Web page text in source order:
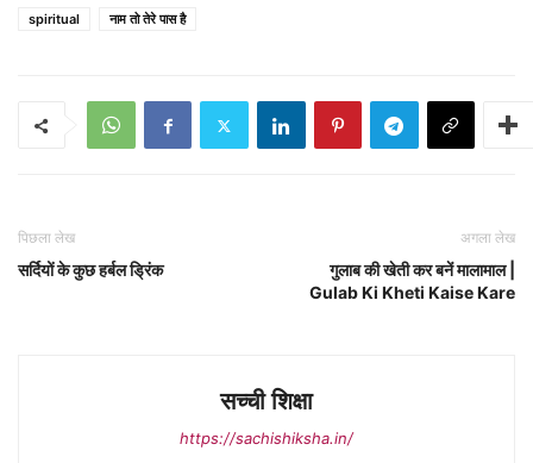
spiritual
नाम तो तेरे पास है
पिछला लेख
सर्दियों के कुछ हर्बल ड्रिंक
अगला लेख
गुलाब की खेती कर बनें मालामाल |
Gulab Ki Kheti Kaise Kare
सच्ची शिक्षा
https://sachishiksha.in/